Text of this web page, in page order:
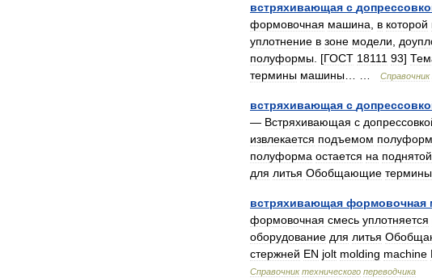
встряхивающая с
формовочная машина в которой
уплотнение в зоне модели
полуформы . [ГОСТ 18111 93]
термины машины Справочник
встряхивающая с
— Встряхивающая с
извлекается подъемом
полуформа остается на поднятой
для литья Обобщающие термины
встряхивающая формовочная
формовочная смесь уплотняется
оборудование для литья
стержней EN jolt molding machine
Справочник технического переводчика